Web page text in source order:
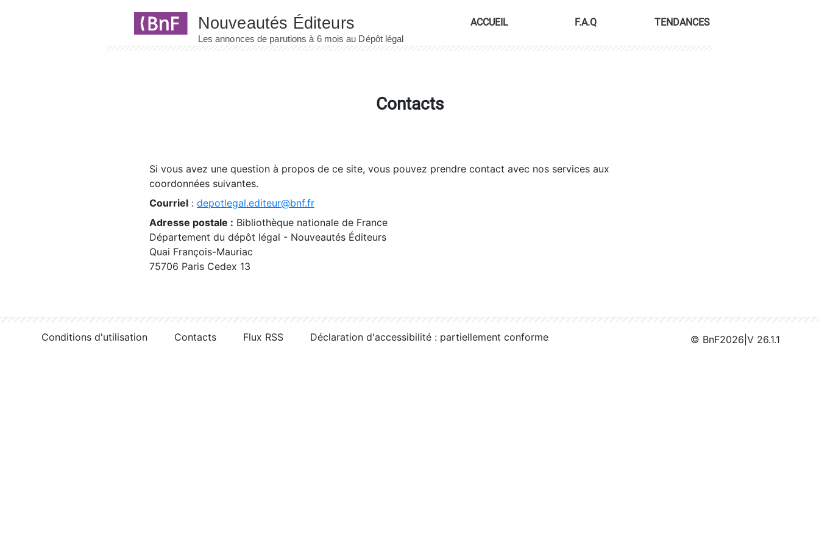
ACCUEIL F.A.Q TENDANCES
Contacts
Si vous avez une question à propos de ce site, vous pouvez prendre contact avec nos services aux
coordonnées suivantes.
Courriel : depotlegal.editeur@bnf.fr
Adresse postale : Bibliothèque nationale de France
Département du dépôt légal - Nouveautés Éditeurs
Quai François-Mauriac
75706 Paris Cedex 13
Conditions d'utilisation Contacts Flux RSS Déclaration d'accessibilité : partiellement conforme © BnF2026 V 26.1.1